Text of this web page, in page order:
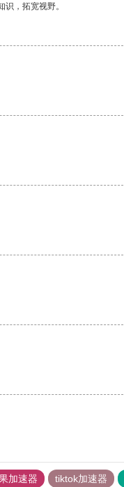
，拓宽视野。
加速器 tiktok加速器